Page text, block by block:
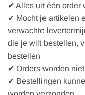
✔ Alles uit één order
✔ Mocht je artikelen
verwachte
die je wilt bestellen,
bestellen
✔ Orders worden
✔ Bestellingen